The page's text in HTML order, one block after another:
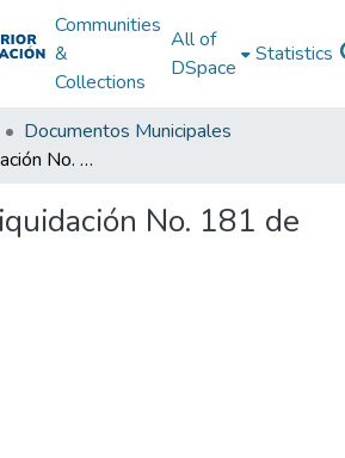
Communities
&
Collections
All of
DSpace
Statistics
Documentos Municipales
Decreto de liquidación No. 181 de 2020
No. 181 de